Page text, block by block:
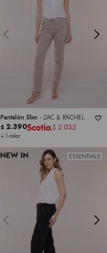
Pantalón Slim - ZAC & RACHEL
+ 1 color
$ 2.390 $ 2.032